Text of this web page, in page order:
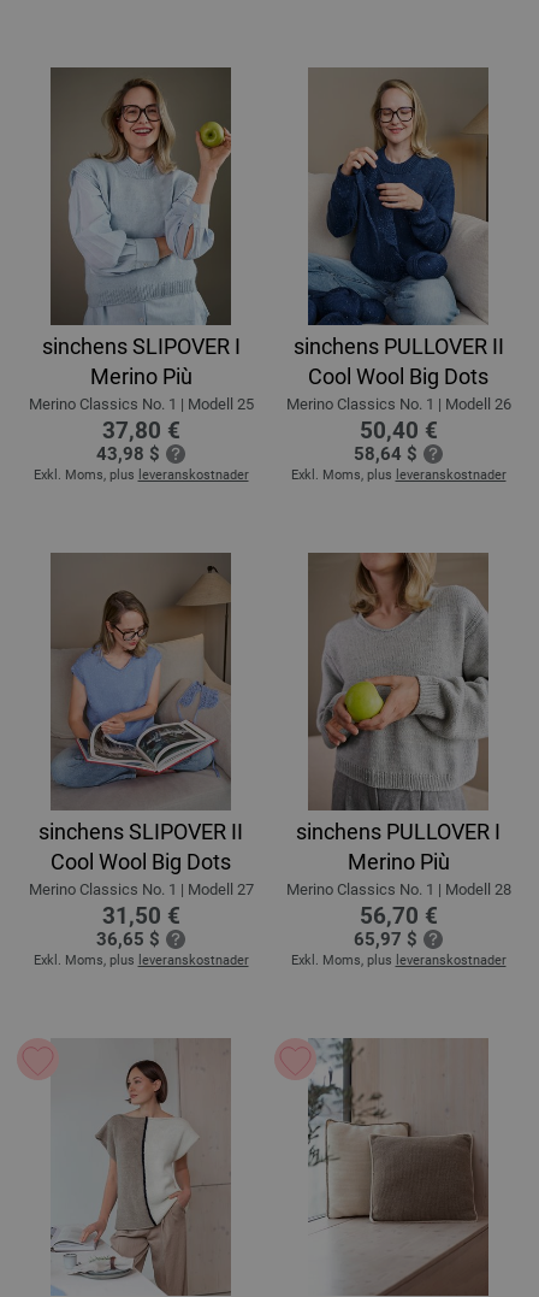
sinchens SLIPOVER I
Merino Più
Merino Classics No. 1 | Modell 25
37,80 €
43,98 $
Exkl. Moms, plus leveranskostnader
sinchens PULLOVER II
Cool Wool Big Dots
Merino Classics No. 1 | Modell 26
50,40 €
58,64 $
Exkl. Moms, plus leveranskostnader
sinchens SLIPOVER II
Cool Wool Big Dots
Merino Classics No. 1 | Modell 27
31,50 €
36,65 $
Exkl. Moms, plus leveranskostnader
sinchens PULLOVER I
Merino Più
Merino Classics No. 1 | Modell 28
56,70 €
65,97 $
Exkl. Moms, plus leveranskostnader